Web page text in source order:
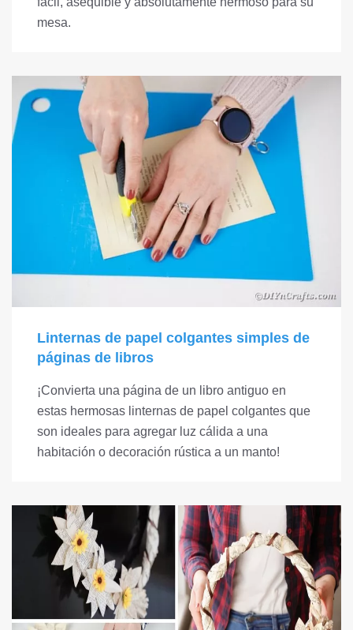
mesa.
Linternas de papel colgantes simples de
páginas de libros
¡Convierta una página de un libro antiguo en
estas hermosas linternas de papel colgantes que
son ideales para agregar luz cálida a una
habitación o decoración rústica a un manto!